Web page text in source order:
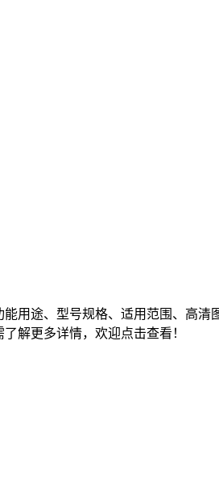
用途、型号规格、适用范围、高清
解更多详情，欢迎点击查看！